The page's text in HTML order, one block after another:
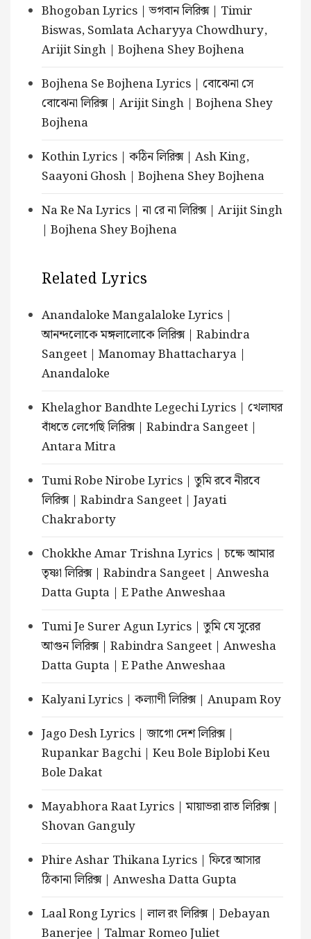
Bhogoban Lyrics | ভগবান লিরিক্স | Timir
Biswas, Somlata Acharyya Chowdhury,
Arijit Singh | Bojhena Shey Bojhena
Bojhena Se Bojhena Lyrics | বোঝেনা সে
বোঝেনা লিরিক্স | Arijit Singh | Bojhena Shey
Bojhena
Kothin Lyrics | কঠিন লিরিক্স | Ash King,
Saayoni Ghosh | Bojhena Shey Bojhena
Na Re Na Lyrics | না রে না লিরিক্স | Arijit Singh
| Bojhena Shey Bojhena
Related Lyrics
Anandaloke Mangalaloke Lyrics |
আনন্দলোকে মঙ্গলালোকে লিরিক্স | Rabindra
Sangeet | Manomay Bhattacharya |
Anandaloke
Khelaghor Bandhte Legechi Lyrics | খেলাঘর
বাঁধতে লেগেছি লিরিক্স | Rabindra Sangeet |
Antara Mitra
Tumi Robe Nirobe Lyrics | তুমি রবে নীরবে
লিরিক্স | Rabindra Sangeet | Jayati
Chakraborty
Chokkhe Amar Trishna Lyrics | চক্ষে আমার
তৃষ্ণা লিরিক্স | Rabindra Sangeet | Anwesha
Datta Gupta | E Pathe Anweshaa
Tumi Je Surer Agun Lyrics | তুমি যে সুরের
আগুন লিরিক্স | Rabindra Sangeet | Anwesha
Datta Gupta | E Pathe Anweshaa
Kalyani Lyrics | কল্যাণী লিরিক্স | Anupam Roy
Jago Desh Lyrics | জাগো দেশ লিরিক্স |
Rupankar Bagchi | Keu Bole Biplobi Keu
Bole Dakat
Mayabhora Raat Lyrics | মায়াভরা রাত লিরিক্স |
Shovan Ganguly
Phire Ashar Thikana Lyrics | ফিরে আসার
ঠিকানা লিরিক্স | Anwesha Datta Gupta
Laal Rong Lyrics | লাল রং লিরিক্স | Debayan
Banerjee | Talmar Romeo Juliet